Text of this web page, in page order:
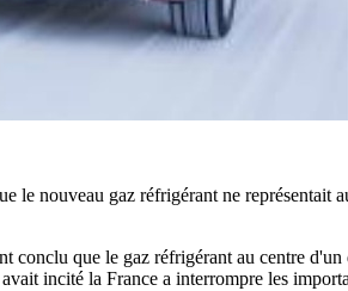
le nouveau gaz réfrigérant ne
conclu que le gaz réfrigérant au centre
incité la France a interrompre les